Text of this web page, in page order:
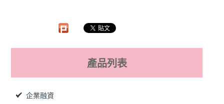
產品列表
企業融資